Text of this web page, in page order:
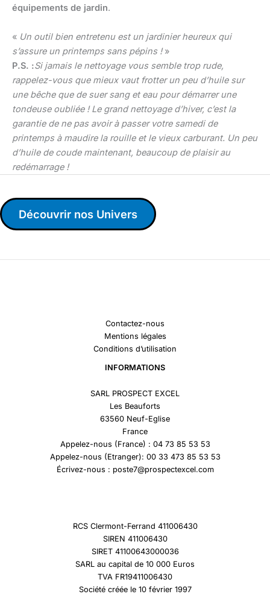
équipements de jardin.
« Un outil bien entretenu est un jardinier heureux qui
s’assure un printemps sans pépins !»
P.S. :Si jamais le nettoyage vous semble trop rude,
rappelez-vous que mieux vaut frotter un peu d’huile sur
une bêche que de suer sang et eau pour démarrer une
tondeuse oubliée ! Le grand nettoyage d’hiver, c’est la
garantie de ne pas avoir à passer votre samedi de
printemps à maudire la rouille et le vieux carburant. Un peu
d’huile de coude maintenant, beaucoup de plaisir au
redémarrage !
Découvrir nos Univers
Contactez-nous
Mentions légales
Conditions d’utilisation
INFORMATIONS
SARL PROSPECT EXCEL
Les Beauforts
63560 Neuf-Eglise
France
Appelez-nous (France) : 04 73 85 53 53
Appelez-nous (Etranger): 00 33 473 85 53 53
Écrivez-nous : poste7@prospectexcel.com
RCS Clermont-Ferrand 411006430
SIREN 411006430
SIRET 41100643000036
SARL au capital de 10 000 Euros
TVA FR19411006430
Société créée le 10 février 1997